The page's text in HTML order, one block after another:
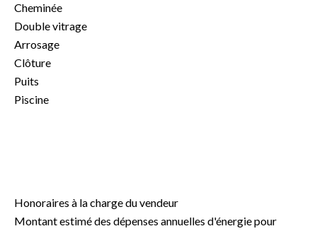
Cheminée
Double vitrage
Arrosage
Clôture
Puits
Piscine
Honoraires à la charge du vendeur
Montant estimé des dépenses annuelles d'énergie pour